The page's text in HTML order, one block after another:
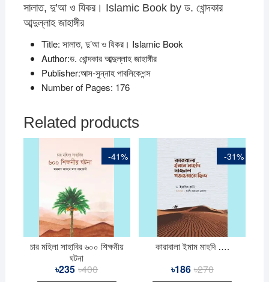
সালাত, দু’আ ও যিকর। Islamic Book by ড. খোন্দকার
আব্দুল্লাহ জাহাঙ্গীর
Title: সালাত, দু’আ ও যিকর। Islamic Book
Author:ড. খোন্দকার আব্দুল্লাহ জাহাঙ্গীর
Publisher:আস-সুন্নাহ পাবলিকেশন্স
Number of Pages: 176
Related products
-41%
চার মহিলা সাহাবির ৬০০ শিক্ষনীয়
ঘটনা
৳400Original
৳235 Current
-31%
কারাবালা ইমাম মাহদি ….
৳270Original
৳186 Current